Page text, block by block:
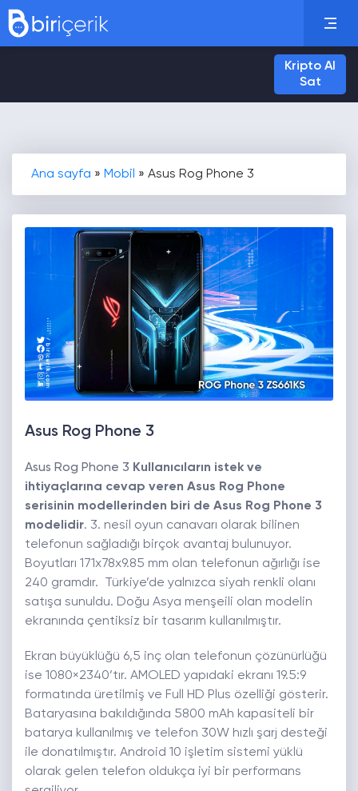
Kripto Al
Sat
Ana sayfa » Mobil » Asus Rog Phone 3
Asus Rog Phone 3
Asus Rog Phone 3 Kullanıcıların istek ve
ihtiyaçlarına cevap veren Asus Rog Phone
serisinin modellerinden biri de Asus Rog Phone 3
modelidir. 3. nesil oyun canavarı olarak bilinen
telefonun sağladığı birçok avantaj bulunuyor.
Boyutları 171x78x9.85 mm olan telefonun ağırlığı ise
240 gramdır. Türkiye’de yalnızca siyah renkli olanı
satışa sunuldu. Doğu Asya menşeili olan modelin
ekranında çentiksiz bir tasarım kullanılmıştır.
Ekran büyüklüğü 6,5 inç olan telefonun çözünürlüğü
ise 1080×2340’tır. AMOLED yapıdaki ekranı 19.5:9
formatında üretilmiş ve Full HD Plus özelliği gösterir.
Bataryasına bakıldığında 5800 mAh kapasiteli bir
batarya kullanılmış ve telefon 30W hızlı şarj desteği
ile donatılmıştır. Android 10 işletim sistemi yüklü
olarak gelen telefon oldukça iyi bir performans